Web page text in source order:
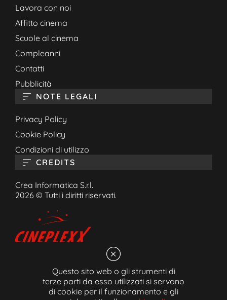
Questo sito web o gli strumenti di
terze parti da esso utilizzati si servono
di cookie per il funzionamento e gli
Lavora con noi
Affitto cinema
Scuole al cinema
Compleanni
Contatti
Pubblicità
NOTE LEGALI
Privacy Policy
Cookie Policy
Condizioni di utilizzo
CREDITS
Crea Informatica S.r.l.
2026 © Tutti i diritti riservati.
Cineplexx Bozen GmbH
Schlachthofstraße 53/A 39100 Bozen (BZ)